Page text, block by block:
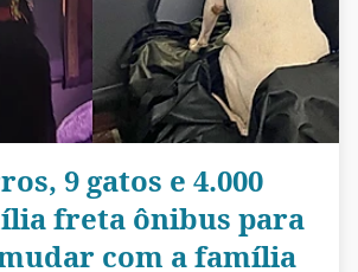
9 gatos e 4.000
freta ônibus para
com a família